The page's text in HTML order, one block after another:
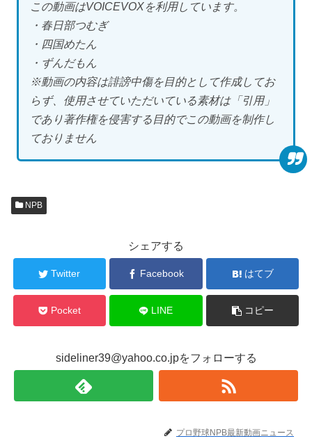
この動画はVOICEVOXを利用しています。
・春日部つむぎ
・四国めたん
・ずんだもん
※動画の内容は誹謗中傷を目的として作成してお
らず、使用させていただいている素材は「引用」
であり著作権を侵害する目的でこの動画を制作し
ておりません
NPB
シェアする
Twitter Facebook はてブ
Pocket LINE コピー
sideliner39@yahoo.co.jpをフォローする
プロ野球NPB最新動画ニュース